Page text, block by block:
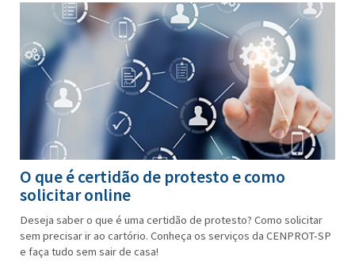
O que é certidão de protesto e como
solicitar online
Deseja saber o que é uma certidão de protesto? Como solicitar
sem precisar ir ao cartório. Conheça os serviços da CENPROT-SP
e faça tudo sem sair de casa!